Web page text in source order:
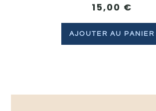
15,00 €
AJOUTER AU PANIER